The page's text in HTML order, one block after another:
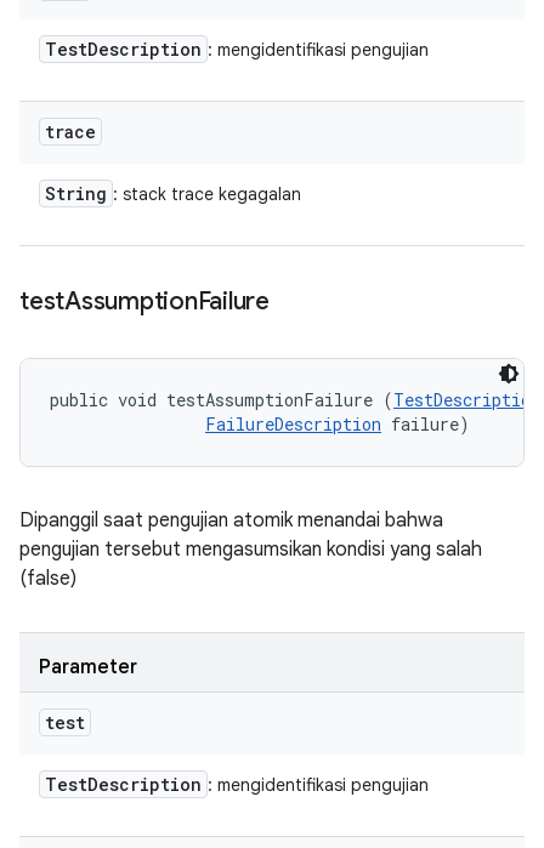
TestDescription : mengidentifikasi pengujian
trace
String : stack trace kegagalan
testAssumptionFailure
public void testAssumptionFailure (TestDescription
FailureDescription failure)
Dipanggil saat pengujian atomik menandai bahwa
pengujian tersebut mengasumsikan kondisi yang salah
(false)
Parameter
test
TestDescription : mengidentifikasi pengujian